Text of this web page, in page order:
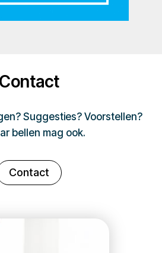
Contact
Suggesties? Voorstellen?
bellen mag ook.
Contact